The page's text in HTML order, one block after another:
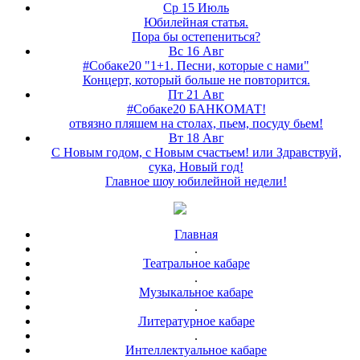
Ср 15 Июль
Юбилейная статья.
Пора бы остепениться?
Вс 16 Авг
#Собаке20 "1+1. Песни, которые с нами"
Концерт, который больше не повторится.
Пт 21 Авг
#Собаке20 БАНКОМАТ!
отвязно пляшем на столах, пьем, посуду бьем!
Вт 18 Авг
С Новым годом, с Новым счастьем! или Здравствуй,
сука, Новый год!
Главное шоу юбилейной недели!
Главная
.
Театральное кабаре
.
Музыкальное кабаре
.
Литературное кабаре
.
Интеллектуальное кабаре